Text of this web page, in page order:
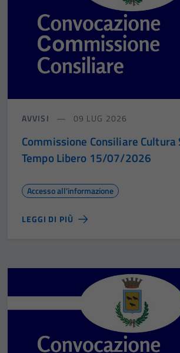
AVVISI 09 LUG 2026
Commissione Consiliare Cultura
Tempo Libero 15/07/2026
Accesso all'informazione
LEGGI DI PIÙ